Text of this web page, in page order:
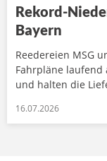
Rekord-
Bayern
Reedereien MSG
Fahrpläne laufend
und halten die
16.07.2026